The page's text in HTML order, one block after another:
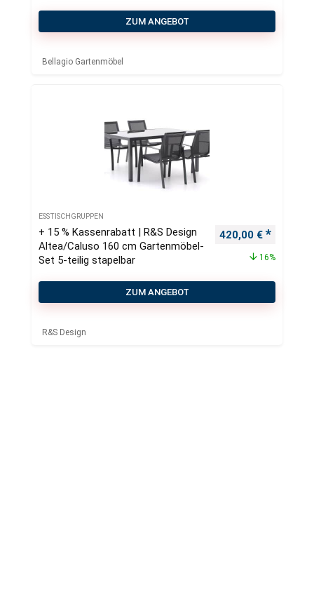
ZUM ANGEBOT
Bellagio Gartenmöbel
ESSTISCHGRUPPEN
+ 15 % Kassenrabatt | R&S Design
Altea/Caluso 160 cm Gartenmöbel-
Set 5-teilig stapelbar
Ursprünglicher
420,00 €
16%
ZUM ANGEBOT
R&S Design